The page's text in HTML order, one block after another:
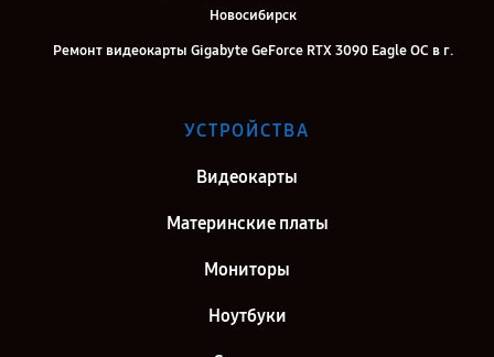
Новосибирск
Ремонт видеокарты Gigabyte GeForce RTX 3090 Eagle OC в г.
Екатеринбург
Ремонт видеокарты Gigabyte GeForce RTX 3090 Eagle OC в г.
Ремонт видеокарты Gigabyte GeForce RTX 3090 Eagle OC в г.
Воронеж
Саратов
УСТРОЙСТВА
Видеокарты
Материнские платы
Мониторы
Ноутбуки